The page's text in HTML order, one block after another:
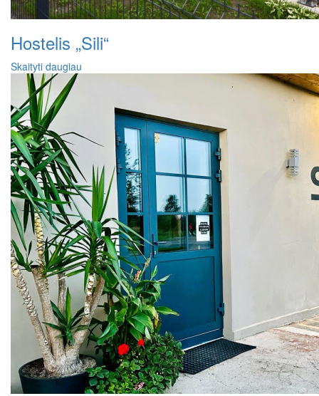
Hostelis „Sili“
Skaityti daugiau